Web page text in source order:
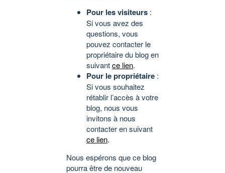
Pour les visiteurs :
Si vous avez des
questions, vous
pouvez contacter le
propriétaire du blog en
suivantce lien.
Pour le propriétaire :
Si vous souhaitez
rétablir l’accès à votre
blog, nous vous
invitons à nous
contacter en suivant
ce lien.
Nous espérons que ce blog
pourra être de nouveau